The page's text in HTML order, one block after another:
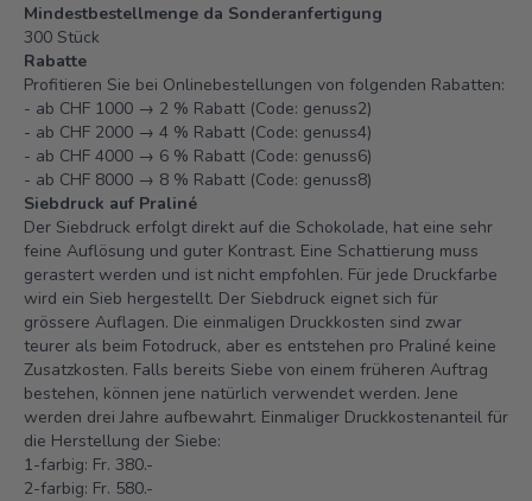
Mindestbestellmenge da Sonderanfertigung
300 Stück
Rabatte
Profitieren Sie bei Onlinebestellungen von folgenden Rabatten:
- ab CHF 1000 → 2 % Rabatt (Code: genuss2)
- ab CHF 2000 → 4 % Rabatt (Code: genuss4)
- ab CHF 4000 → 6 % Rabatt (Code: genuss6)
- ab CHF 8000 → 8 % Rabatt (Code: genuss8)
Siebdruck auf Praliné
Der Siebdruck erfolgt direkt auf die Schokolade, hat eine sehr
feine Auflösung und guter Kontrast. Eine Schattierung muss
gerastert werden und ist nicht empfohlen. Für jede Druckfarbe
wird ein Sieb hergestellt. Der Siebdruck eignet sich für
grössere Auflagen. Die einmaligen Druckkosten sind zwar
teurer als beim Fotodruck, aber es entstehen pro Praliné keine
Zusatzkosten. Falls bereits Siebe von einem früheren Auftrag
bestehen, können jene natürlich verwendet werden. Jene
werden drei Jahre aufbewahrt. Einmaliger Druckkostenanteil für
die Herstellung der Siebe:
1-farbig: Fr. 380.-
2-farbig: Fr. 580.-